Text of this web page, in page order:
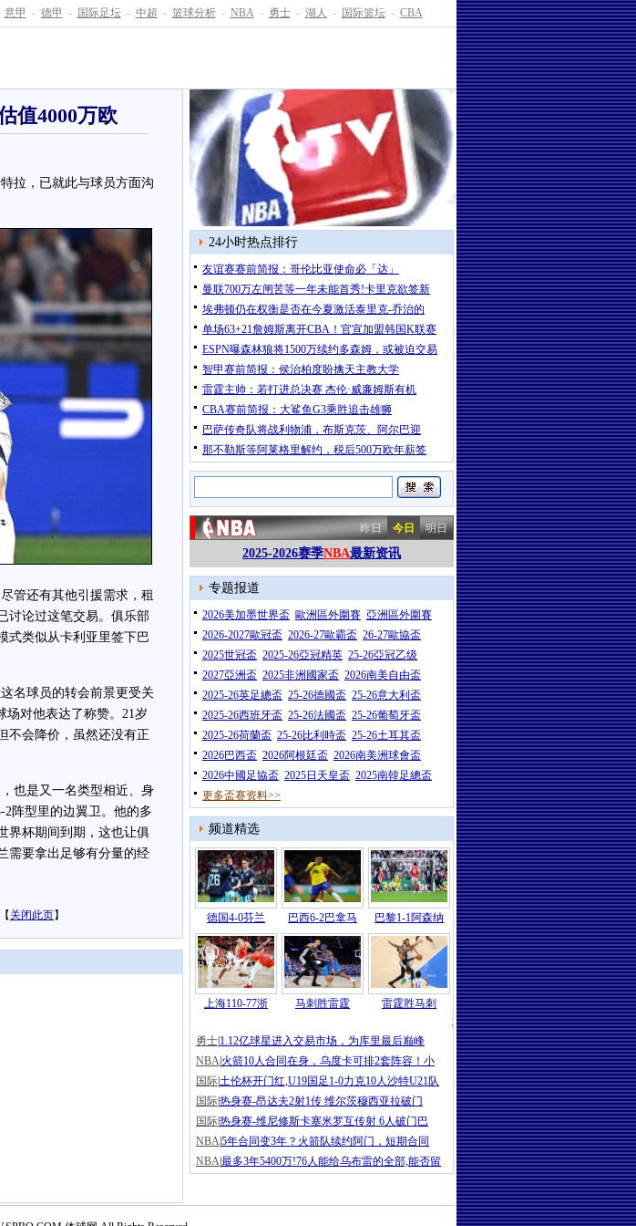
意甲 - 德甲 - 国际足坛 - 中超 - 篮球分析 - NBA - 勇士 - 湖人 - 国际篮坛 - CBA
值4000万欧
拉，已就此与球员方面沟
管还有其他引援需求，租
讨论过这笔交易。俱乐部
式类似从卡利亚里签下巴
名球员的转会前景更受关
场对他表达了称赞。21岁
不会降价，虽然还没有正
也是又一名类型相近、身
阵型里的边翼卫。他的多
界杯期间到期，这也让俱
需要拿出足够有分量的经
关闭此页】
24小时热点排行
友谊赛赛前简报：哥伦比亚使命必「达」
曼联700万左闸苦等一年未能首秀!卡里克欲签新
埃弗顿仍在权衡是否在今夏激活泰里克-乔治的
单场63+21詹姆斯离开CBA！官宣加盟韩国K联赛
ESPN曝森林狼将1500万续约多森姆，或被迫交易
智甲赛前简报：侯治柏度盼擒天主教大学
雷霆主帅：若打进总决赛 杰伦·威廉姆斯有机
CBA赛前简报：大鲨鱼G3乘胜追击雄狮
巴萨传奇队将战利物浦，布斯克茨、阿尔巴迎
那不勒斯等阿莱格里解约，税后500万欧年薪签
昨日 今日 明日
2025-2026赛季NBA最新资讯
专题报道
2026美加墨世界盃 歐洲區外圍賽 亞洲區外圍賽
2026-2027歐冠盃 2026-27歐霸盃 26-27歐協盃
2025世冠盃 2025-26亞冠精英 25-26亞冠乙级
2027亞洲盃 2025非洲國家盃 2026南美自由盃
2025-26英足總盃 25-26德國盃 25-26意大利盃
2025-26西班牙盃 25-26法國盃 25-26葡萄牙盃
2025-26荷蘭盃 25-26比利時盃 25-26土耳其盃
2026巴西盃 2026阿根廷盃 2026南美洲球會盃
2026中國足協盃 2025日天皇盃 2025南韓足總盃
更多盃赛资料>>
频道精选
德国4-0芬兰 巴西6-2巴拿马 巴黎1-1阿森纳
上海110-77浙 马刺胜雷霆
雷霆胜马刺
湖人|曝湖人休赛期更想留住里夫斯 而
勇士 1.12亿球星进入交易市场，为库里最后巅峰
NBA 火箭10人合同在身，乌度卡可排2套阵容！小
国际土伦杯开门红,U19国足1-0力克10人沙特U21队
国际热身赛-昂达夫2射1传 维尔茨穆西亚拉破门
国际热身赛-维尼修斯卡塞米罗互传射 6人破门巴
NBA5年合同变3年？火箭队续约阿门，短期合同
NBA最多3年5400万!76人能给乌布雷的全部,能否留